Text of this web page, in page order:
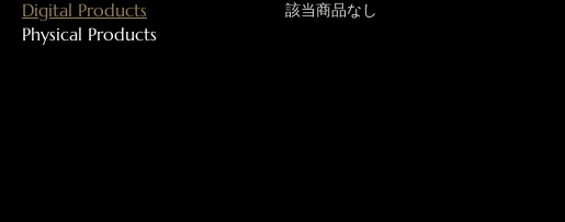
Digital Products
Physical Products
該当商品なし